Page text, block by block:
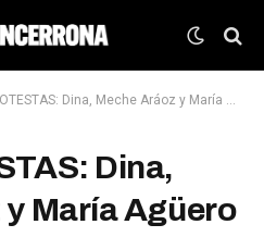
Dina, Meche Aráoz y María Agüero repudiadas #LaEncerrona
Dina,
María Agüero